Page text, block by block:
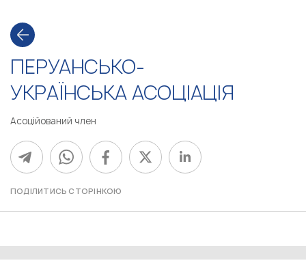
ПЕРУАНСЬКО-
УКРАЇНСЬКА АСОЦІАЦІЯ
Асоційований член
ПОДІЛИТИСЬ СТОРІНКОЮ